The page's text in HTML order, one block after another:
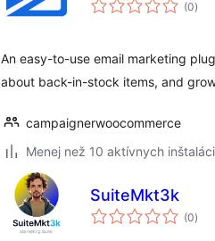
(0)
An easy-to-use email marketing
about back-in-stock items, and
campaignerwoocommerce
Menej než 10 aktívnych
SuiteMkt3k
(0)